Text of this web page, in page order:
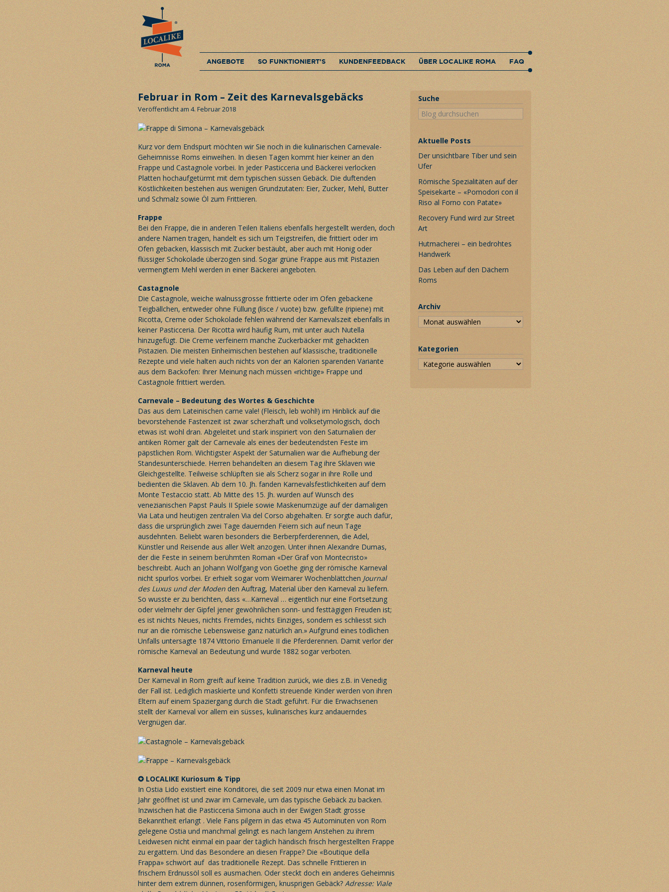
ANGEBOTE SO FUNKTIONIERT’S KUNDENFEEDBACK ÜBER LOCALIKE ROMA FAQ
Februar in Rom – Zeit des Karnevalsgebäcks
Veröffentlicht am 4. Februar 2018
Kurz vor dem Endspurt möchten wir Sie noch in die kulinarischen Carnevale-
Geheimnisse Roms einweihen. In diesen Tagen kommt hier keiner an den
Frappe und Castagnole vorbei. In jeder Pasticceria und Bäckerei verlocken
Platten hochaufgetürmt mit dem typischen süssen Gebäck. Die duftenden
Köstlichkeiten bestehen aus wenigen Grundzutaten: Eier, Zucker, Mehl, Butter
und Schmalz sowie Öl zum Frittieren.
Frappe
Bei den Frappe, die in anderen Teilen Italiens ebenfalls hergestellt werden, doch
andere Namen tragen, handelt es sich um Teigstreifen, die frittiert oder im
Ofen gebacken, klassisch mit Zucker bestäubt, aber auch mit Honig oder
flüssiger Schokolade überzogen sind. Sogar grüne Frappe aus mit Pistazien
vermengtem Mehl werden in einer Bäckerei angeboten.
Castagnole
Die Castagnole, weiche walnussgrosse frittierte oder im Ofen gebackene
Teigbällchen, entweder ohne Füllung (lisce / vuote) bzw. gefüllte (ripiene) mit
Ricotta, Creme oder Schokolade fehlen während der Karnevalszeit ebenfalls in
keiner Pasticceria. Der Ricotta wird häufig Rum, mit unter auch Nutella
hinzugefügt. Die Creme verfeinern manche Zuckerbäcker mit gehackten
Pistazien. Die meisten Einheimischen bestehen auf klassische, traditionelle
Rezepte und viele halten auch nichts von der an Kalorien sparenden Variante
aus dem Backofen: Ihrer Meinung nach müssen «richtige» Frappe und
Castagnole frittiert werden.
Carnevale – Bedeutung des Wortes & Geschichte
Das aus dem Lateinischen carne vale! (Fleisch, leb wohl!) im Hinblick auf die
bevorstehende Fastenzeit ist zwar scherzhaft und volksetymologisch, doch
etwas ist wohl dran. Abgeleitet und stark inspiriert von den Saturnalien der
antiken Römer galt der Carnevale als eines der bedeutendsten Feste im
päpstlichen Rom. Wichtigster Aspekt der Saturnalien war die Aufhebung der
Standesunterschiede. Herren behandelten an diesem Tag ihre Sklaven wie
Gleichgestellte. Teilweise schlüpften sie als Scherz sogar in ihre Rolle und
bedienten die Sklaven. Ab dem 10. Jh. fanden Karnevalsfestlichkeiten auf dem
Monte Testaccio statt. Ab Mitte des 15. Jh. wurden auf Wunsch des
venezianischen Papst Pauls II Spiele sowie Maskenumzüge auf der damaligen
Via Lata und heutigen zentralen Via del Corso abgehalten. Er sorgte auch dafür,
dass die ursprünglich zwei Tage dauernden Feiern sich auf neun Tage
ausdehnten. Beliebt waren besonders die Berberpferderennen, die Adel,
Künstler und Reisende aus aller Welt anzogen. Unter ihnen Alexandre Dumas,
der die Feste in seinem berühmten Roman «Der Graf von Montecristo»
beschreibt. Auch an Johann Wolfgang von Goethe ging der römische Karneval
nicht spurlos vorbei. Er erhielt sogar vom Weimarer Wochenblättchen Journal
des Luxus und der Moden den Auftrag, Material über den Karneval zu liefern.
So wusste er zu berichten, dass «…Karneval … eigentlich nur eine Fortsetzung
oder vielmehr der Gipfel jener gewöhnlichen sonn- und festtägigen Freuden ist;
es ist nichts Neues, nichts Fremdes, nichts Einziges, sondern es schliesst sich
nur an die römische Lebensweise ganz natürlich an.» Aufgrund eines tödlichen
Unfalls untersagte 1874 Vittorio Emanuele II die Pferderennen. Damit verlor der
römische Karneval an Bedeutung und wurde 1882 sogar verboten.
Karneval heute
Der Karneval in Rom greift auf keine Tradition zurück, wie dies z.B. in Venedig
der Fall ist. Lediglich maskierte und Konfetti streuende Kinder werden von ihren
Eltern auf einem Spaziergang durch die Stadt geführt. Für die Erwachsenen
stellt der Karneval vor allem ein süsses, kulinarisches kurz andauerndes
Vergnügen dar.
✪ LOCALIKE Kuriosum & Tipp
In Ostia Lido existiert eine Konditorei, die seit 2009 nur etwa einen Monat im
Jahr geöffnet ist und zwar im Carnevale, um das typische Gebäck zu backen.
Inzwischen hat die Pasticceria Simona auch in der Ewigen Stadt grosse
Bekanntheit erlangt . Viele Fans pilgern in das etwa 45 Autominuten von Rom
gelegene Ostia und manchmal gelingt es nach langem Anstehen zu ihrem
Leidwesen nicht einmal ein paar der täglich händisch frisch hergestellten Frappe
zu ergattern. Und das Besondere an diesen Frappe? Die «Boutique della
Frappa» schwört auf das traditionelle Rezept. Das schnelle Frittieren in
frischem Erdnussöl soll es ausmachen. Oder steckt doch ein anderes Geheimnis
hinter dem extrem dünnen, rosenförmigen, knusprigen Gebäck?Adresse: Viale
Suche
Aktuelle Posts
Der unsichtbare Tiber und sein
Ufer
Römische Spezialitäten auf der
Speisekarte – «Pomodori con il
Riso al Forno con Patate»
Recovery Fund wird zur Street
Art
Hutmacherei – ein bedrohtes
Handwerk
Das Leben auf den Dächern
Roms
Archiv
Kategorien